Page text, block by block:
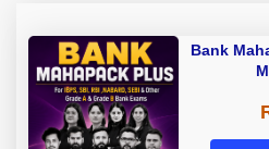
Bank